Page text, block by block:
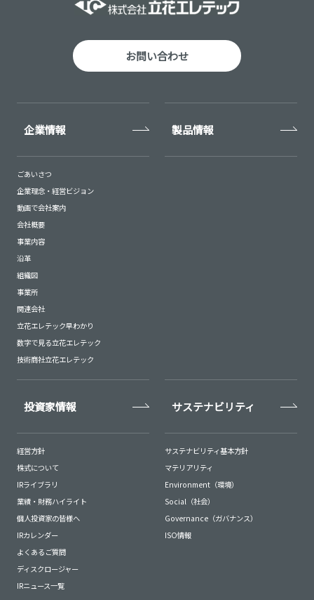
お問い合わせ
企業情報
ごあいさつ
企業理念・経営ビジョン
動画で会社案内
会社概要
事業内容
沿革
組織図
事業所
関連会社
立花エレテック早わかり
数字で見る立花エレテック
技術商社立花エレテック
製品情報
投資家情報
経営方針
株式について
IRライブラリ
業績・財務ハイライト
個人投資家の皆様へ
IRカレンダー
よくあるご質問
ディスクロージャー
IRニュース一覧
サステナビリティ
サステナビリティ基本方針
マテリアリティ
Environment（環境）
Social（社会）
Governance（ガバナンス）
ISO情報